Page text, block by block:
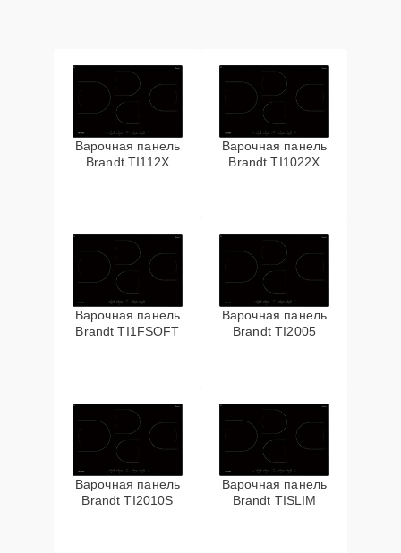
Варочная панель
Brandt TI112X
Варочная панель
Brandt TI1022X
Варочная панель
Brandt TI1FSOFT
Варочная панель
Brandt TI2005
Варочная панель
Brandt TI2010S
Варочная панель
Brandt TISLIM